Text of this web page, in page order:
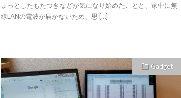
ょっとしたもたつきなどが気になり始めたことと、家中に無
線LANの電波が届かないため、思 […]
Gadget